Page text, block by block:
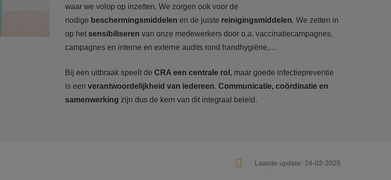
waar we volop op inzetten. We zorgen ook voor de
nodige beschermingsmiddelen en de juiste reinigingsmiddelen. We zetten in
op het sensibiliseren van onze medewerkers door o.a. vaccinatiecampagnes,
campagnes en interne en externe audits rond handhygiëne,…
Bij een uitbraak speelt de CRA een centrale rol, maar goede infectiepreventie
is een verantwoordelijkheid van iedereen. Communicatie, coördinatie en
samenwerking zijn dus de kern van dit integraal beleid.
Laatste update: 24-02-2025